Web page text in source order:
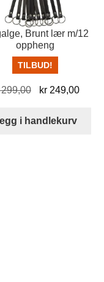
Brunt lær m/12
oppheng
TILBUD!
Opprinnelig
var:
kr 249,00
i handlekurv